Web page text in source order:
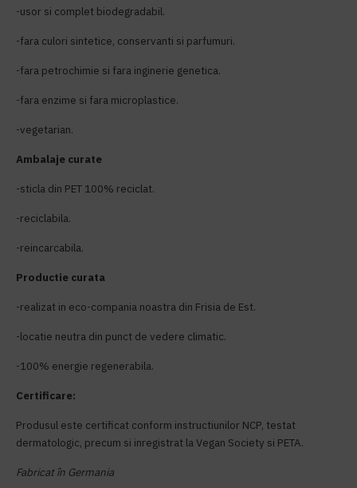
-usor si complet biodegradabil.
-fara culori sintetice, conservanti si parfumuri.
-fara petrochimie si fara inginerie genetica.
-fara enzime si fara microplastice.
-vegetarian.
Ambalaje curate
-sticla din PET 100% reciclat.
-reciclabila.
-reincarcabila.
Productie curata
-realizat in eco-compania noastra din Frisia de Est.
-locatie neutra din punct de vedere climatic.
-100% energie regenerabila.
Certificare:
Produsul este certificat conform instructiunilor NCP, testat
dermatologic, precum si inregistrat la Vegan Society si PETA.
Fabricat în Germania